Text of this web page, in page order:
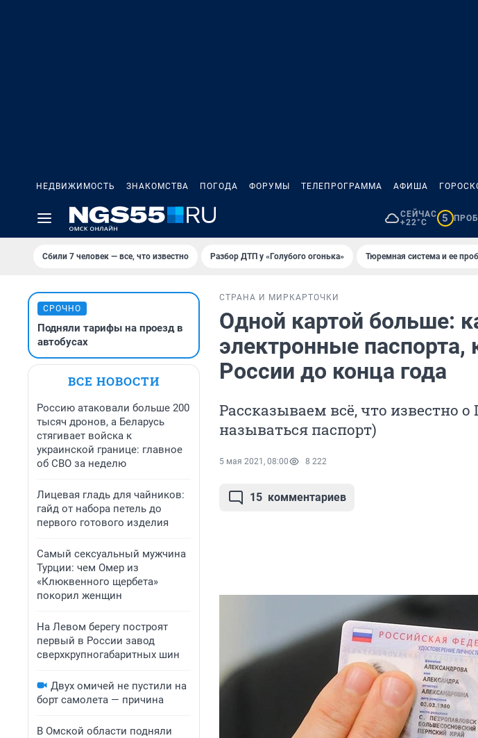
НЕДВИЖИМОСТЬ ЗНАКОМСТВА ПОГОДА ФОРУМЫ ТЕЛЕПРОГРАММА АФИША
СЕЙЧАС
+22°C
5
Сбили 7 человек — все, что известно Разбор ДТП у «Голубого огонька» Тюремная система и ее
СРОЧНО
Подняли тарифы на проезд в
автобусах
ВСЕ НОВОСТИ
Россию атаковали больше 200
тысяч дронов, а Беларусь
стягивает войска к
украинской границе: главное
об СВО за неделю
Лицевая гладь для чайников:
гайд от набора петель до
первого готового изделия
Самый сексуальный мужчина
Турции: чем Омер из
«Клюквенного щербета»
покорил женщин
На Левом берегу построят
первый в России завод
сверхкрупногабаритных шин
Двух омичей не пустили на
борт самолета — причина
В Омской области подняли
СТРАНА И МИР КАРТОЧКИ
Одной картой больше:
электронные паспорта,
России до конца года
Рассказываем всё, что известно о
называться паспорт)
5 мая 2021, 08:00 8 222
15 комментариев